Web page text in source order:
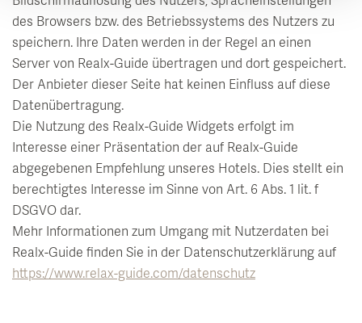
des Browsers bzw. des Betriebssystems des Nutzers zu
speichern. Ihre Daten werden in der Regel an einen
Server von Realx-Guide übertragen und dort gespeichert.
Der Anbieter dieser Seite hat keinen Einfluss auf diese
Datenübertragung.
Die Nutzung des Realx-Guide Widgets erfolgt im
Interesse einer Präsentation der auf Realx-Guide
abgegebenen Empfehlung unseres Hotels. Dies stellt ein
berechtigtes Interesse im Sinne von Art. 6 Abs. 1 lit. f
DSGVO dar.
Mehr Informationen zum Umgang mit Nutzerdaten bei
Realx-Guide finden Sie in der Datenschutzerklärung auf
https://www.relax-guide.com/datenschutz